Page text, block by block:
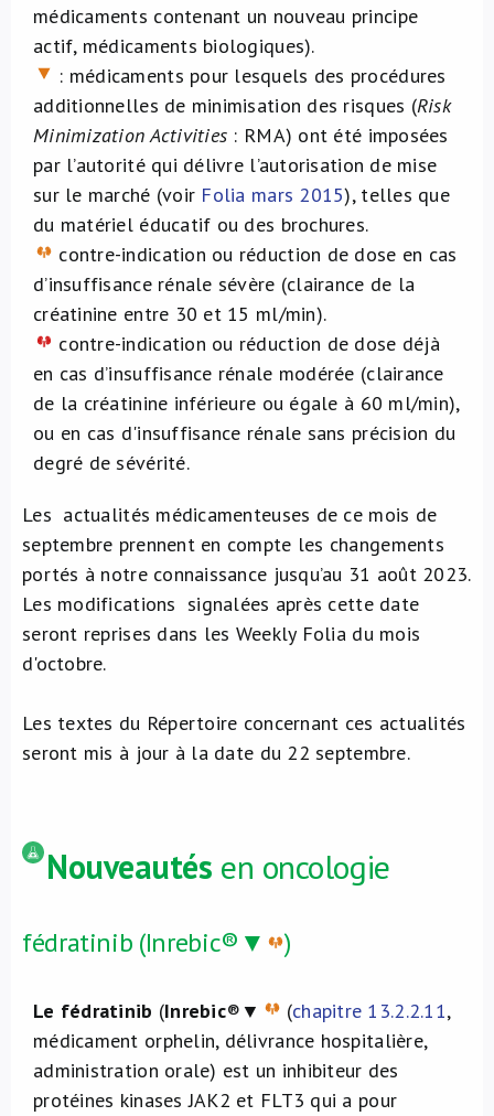
médicaments contenant un nouveau principe
actif, médicaments biologiques).
: médicaments pour lesquels des procédures
additionnelles de minimisation des risques (Risk
Minimization Activities : RMA) ont été imposées
par l’autorité qui délivre l’autorisation de mise
sur le marché (voir Folia mars 2015), telles que
du matériel éducatif ou des brochures.
contre-indication ou réduction de dose en cas
d’insuffisance rénale sévère (clairance de la
créatinine entre 30 et 15 ml/min).
contre-indication ou réduction de dose déjà
en cas d’insuffisance rénale modérée (clairance
de la créatinine inférieure ou égale à 60 ml/min),
ou en cas d'insuffisance rénale sans précision du
degré de sévérité.
Les actualités médicamenteuses de ce mois de
septembre prennent en compte les changements
portés à notre connaissance jusqu’au 31 août 2023.
Les modifications signalées après cette date
seront reprises dans les Weekly Folia du mois
d'octobre.
Les textes du Répertoire concernant ces actualités
seront mis à jour à la date du 22 septembre.
Nouveautés en oncologie
fédratinib (Inrebic®▼ )
Le fédratinib (Inrebic®▼ (chapitre 13.2.2.11,
médicament orphelin, délivrance hospitalière,
administration orale) est un inhibiteur des
protéines kinases JAK2 et FLT3 qui a pour